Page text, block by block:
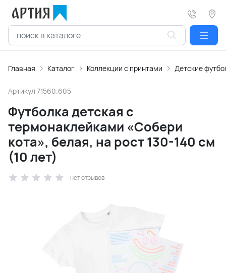
Главная Каталог Коллекции с принтами Детские
Артикул 71560.605
Футболка детская с
термонаклейками «Собери
кота», белая, на рост 130-140 см
(10 лет)
нет отзывов